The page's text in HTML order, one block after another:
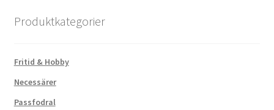
Produktkategorier
Fritid & Hobby
Necessärer
Passfodral